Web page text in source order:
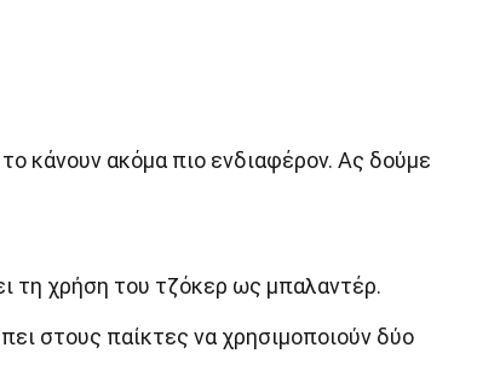
κάνουν ακόμα πιο ενδιαφέρον. Ας δούμε
τη χρήση του τζόκερ ως μπαλαντέρ.
στους παίκτες να χρησιμοποιούν δύο